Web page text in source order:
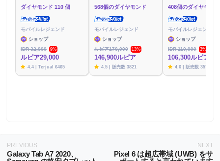
ダイヤモンド 110 個
モバイルレジェンド
ショップ
IDR 32,000
9%
ルピア29,000
4.4 | Terjual 6465
568個のダイヤモンド
モバイルレジェンド
ショップ
ルピア170,000
13%
146,900ルピア
4.5 | 販売数 3821
408個のダイヤモンド
モバイルレジェンド
ショップ
IDR 110,000
3%
106,300ルピア
4.6 | 販売数 3576
PREVIOUS
Galaxy Tab A7 2020、
NEXT
Pixel 6 は超広帯域 (UWB) をサ